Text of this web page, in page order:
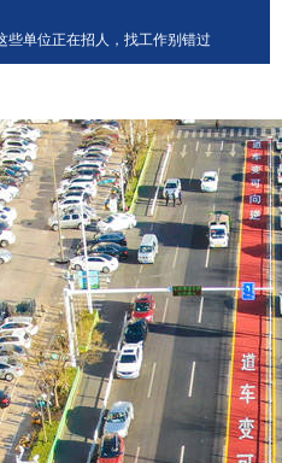
些单位正在招人，找工作别错过